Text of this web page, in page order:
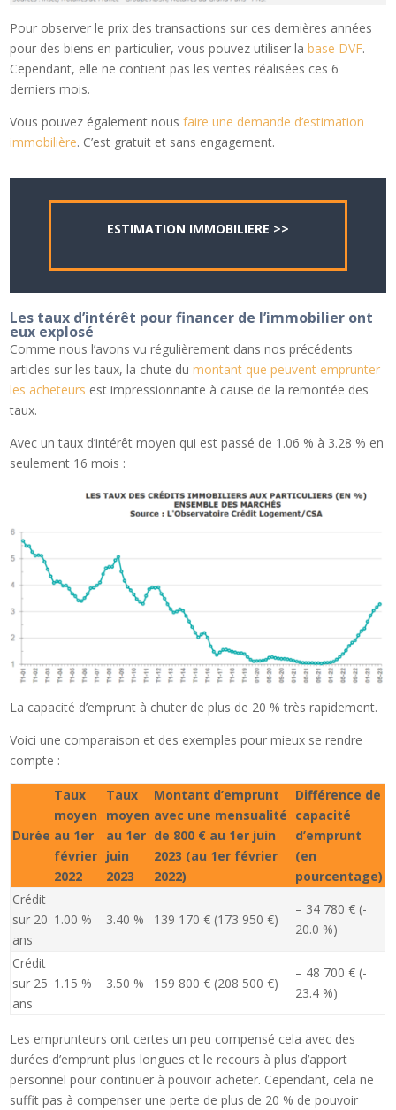
Pour observer le prix des transactions sur ces dernières années
pour des biens en particulier, vous pouvez utiliser labase DVF.
Cependant, elle ne contient pas les ventes réalisées ces 6
derniers mois.
Vous pouvez également nousfaire une demande d’estimation
immobilière. C’est gratuit et sans engagement.
ESTIMATION IMMOBILIERE >>
Les taux d’intérêt pour financer de l’immobilier ont
eux explosé
Comme nous l’avons vu régulièrement dans nos précédents
articles sur les taux, la chute dumontant que peuvent emprunter
les acheteurs est impressionnante à cause de la remontée des
taux.
Avec un taux d’intérêt moyen qui est passé de 1.06 % à 3.28 % en
seulement 16 mois :
La capacité d’emprunt à chuter de plus de 20 % très rapidement.
Voici une comparaison et des exemples pour mieux se rendre
compte :
Durée
Taux
moyen
au 1er
février
2022
Taux
moyen
au 1er
juin
2023
Montant d’emprunt
avec une mensualité
de 800 € au 1er juin
2023 (au 1er février
2022)
Différence de
capacité
d’emprunt
(en
pourcentage)
Crédit
sur 20
ans
1.00 % 3.40 % 139 170 € (173 950 €)
– 34 780 € (-
20.0 %)
Crédit
sur 25
ans
1.15 % 3.50 % 159 800 € (208 500 €)
– 48 700 € (-
23.4 %)
Les emprunteurs ont certes un peu compensé cela avec des
durées d’emprunt plus longues et le recours à plus d’apport
personnel pour continuer à pouvoir acheter. Cependant, cela ne
suffit pas à compenser une perte de plus de 20 % de pouvoir